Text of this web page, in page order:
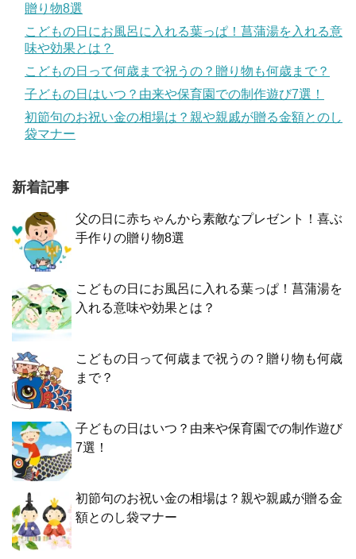
贈り物8選
こどもの日にお風呂に入れる葉っぱ！菖蒲湯を入れる意
味や効果とは？
こどもの日って何歳まで祝うの？贈り物も何歳まで？
子どもの日はいつ？由来や保育園での制作遊び7選！
初節句のお祝い金の相場は？親や親戚が贈る金額とのし
袋マナー
新着記事
父の日に赤ちゃんから素敵なプレゼント！喜ぶ
手作りの贈り物8選
こどもの日にお風呂に入れる葉っぱ！菖蒲湯を
入れる意味や効果とは？
こどもの日って何歳まで祝うの？贈り物も何歳
まで？
子どもの日はいつ？由来や保育園での制作遊び
7選！
初節句のお祝い金の相場は？親や親戚が贈る金
額とのし袋マナー